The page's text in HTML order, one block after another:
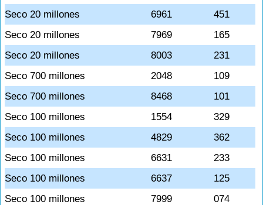
Seco 20 millones
6961
451
Seco 20 millones
7969
165
Seco 20 millones
8003
231
Seco 700 millones
2048
109
Seco 700 millones
8468
101
Seco 100 millones
1554
329
Seco 100 millones
4829
362
Seco 100 millones
6631
233
Seco 100 millones
6637
125
Seco 100 millones
7999
074